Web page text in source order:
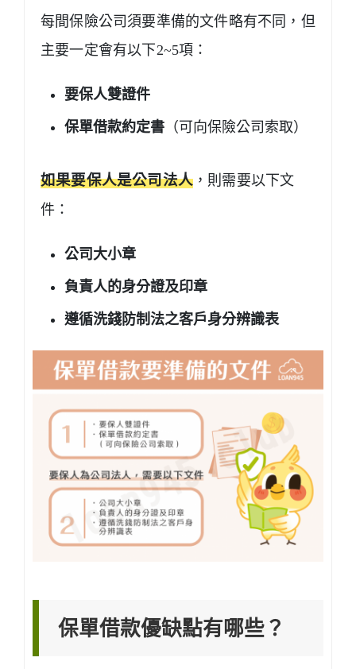
每間保險公司須要準備的文件略有不同，但
主要一定會有以下2~5項：
要保人雙證件
保單借款約定書 （可向保險公司索取）
如果要保人是公司法人 ，則需要以下文
件：
公司大小章
負責人的身分證及印章
遵循洗錢防制法之客戶身分辨識表
保單借款優缺點有哪些？